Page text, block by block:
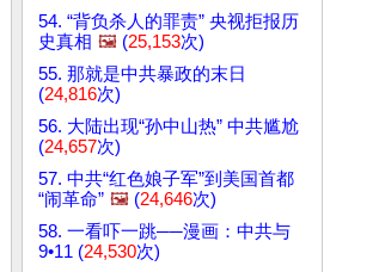
54. “背负杀人的罪责” 央视拒报历
史真相 🖼️ (25,153次)
55. 那就是中共暴政的末日
(24,816次)
56. 大陆出现“孙中山热” 中共尴尬
(24,657次)
57. 中共“红色娘子军”到美国首都
“闹革命” 🖼️ (24,646次)
58. 一看吓一跳──漫画：中共与
9•11 (24,530次)